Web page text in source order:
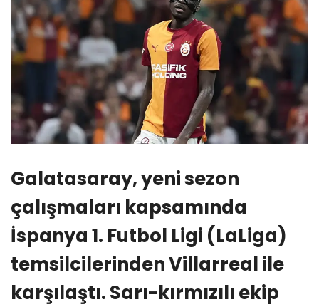
Galatasaray, yeni sezon
çalışmaları kapsamında
İspanya 1. Futbol Ligi (LaLiga)
temsilcilerinden Villarreal ile
karşılaştı. Sarı-kırmızılı ekip